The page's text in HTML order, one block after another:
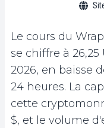
Le cours du
se chiffre à
2026, en baisse
24 heures. La
cette
$, et le volume